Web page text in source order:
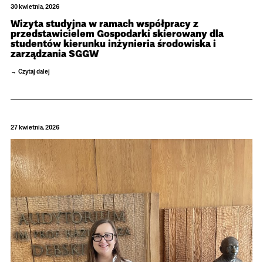
30 kwietnia, 2026
Wizyta studyjna w ramach współpracy z
przedstawicielem Gospodarki skierowany dla
studentów kierunku inżynieria środowiska i
zarządzania SGGW
Czytaj dalej
27 kwietnia, 2026